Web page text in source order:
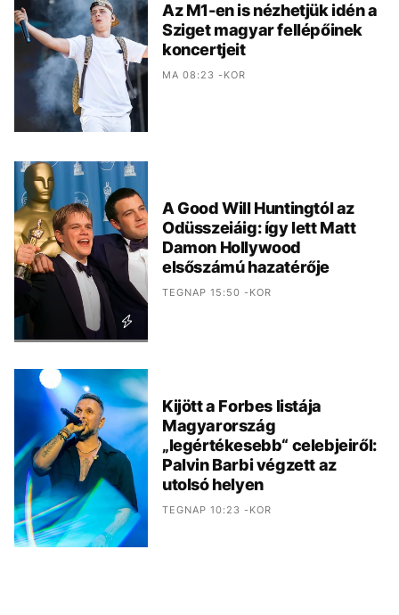
Az M1-en is nézhetjük idén a
Sziget magyar fellépőinek
koncertjeit
MA 08:23 -KOR
A Good Will Huntingtól az
Odüsszeiáig: így lett Matt
Damon Hollywood
elsőszámú hazatérője
TEGNAP 15:50 -KOR
Kijött a Forbes listája
Magyarország
„legértékesebb“ celebjeiről:
Palvin Barbi végzett az
utolsó helyen
TEGNAP 10:23 -KOR